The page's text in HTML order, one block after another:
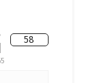
58